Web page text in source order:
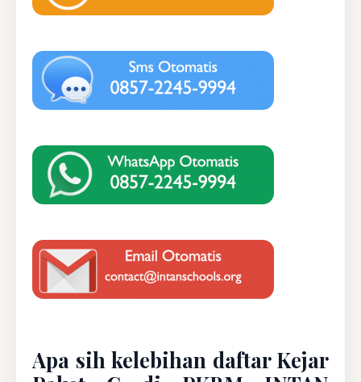
Apa sih kelebihan daftar Kejar